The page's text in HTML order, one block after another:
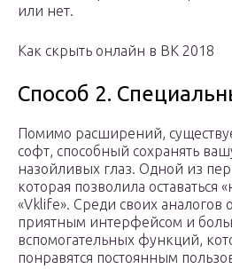
или нет.
Как скрыть онлайн в ВК 2018
Способ 2.
Помимо расширений,
софт, способный сохранять
назойливых глаз. Одной из
которая позволила оставаться
«Vklife». Среди своих аналогов
приятным интерфейсом и
вспомогательных функций,
понравятся постоянным